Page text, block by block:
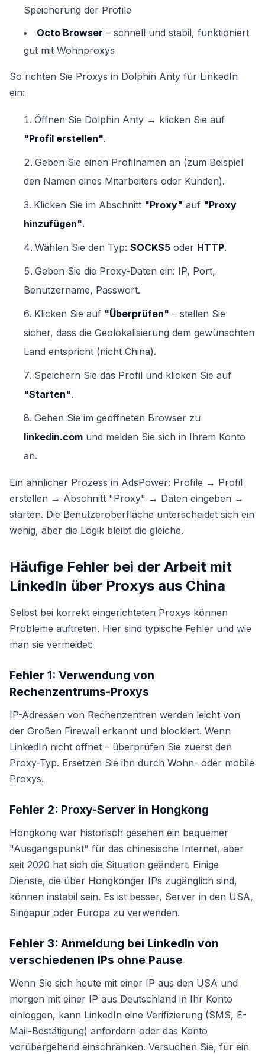
Speicherung der Profile
Octo Browser – schnell und stabil, funktioniert
gut mit Wohnproxys
So richten Sie Proxys in Dolphin Anty für LinkedIn
ein:
Öffnen Sie Dolphin Anty → klicken Sie auf
"Profil erstellen".
Geben Sie einen Profilnamen an (zum Beispiel
den Namen eines Mitarbeiters oder Kunden).
Klicken Sie im Abschnitt "Proxy" auf "Proxy
hinzufügen".
Wählen Sie den Typ: SOCKS5 oder HTTP.
Geben Sie die Proxy-Daten ein: IP, Port,
Benutzername, Passwort.
Klicken Sie auf "Überprüfen" – stellen Sie
sicher, dass die Geolokalisierung dem gewünschten
Land entspricht (nicht China).
Speichern Sie das Profil und klicken Sie auf
"Starten".
Gehen Sie im geöffneten Browser zu
linkedin.com und melden Sie sich in Ihrem Konto
an.
Ein ähnlicher Prozess in AdsPower: Profile → Profil
erstellen → Abschnitt "Proxy" → Daten eingeben →
starten. Die Benutzeroberfläche unterscheidet sich ein
wenig, aber die Logik bleibt die gleiche.
Häufige Fehler bei der Arbeit mit
LinkedIn über Proxys aus China
Selbst bei korrekt eingerichteten Proxys können
Probleme auftreten. Hier sind typische Fehler und wie
man sie vermeidet:
Fehler 1: Verwendung von
Rechenzentrums-Proxys
IP-Adressen von Rechenzentren werden leicht von
der Großen Firewall erkannt und blockiert. Wenn
LinkedIn nicht öffnet – überprüfen Sie zuerst den
Proxy-Typ. Ersetzen Sie ihn durch Wohn- oder mobile
Proxys.
Fehler 2: Proxy-Server in Hongkong
Hongkong war historisch gesehen ein bequemer
"Ausgangspunkt" für das chinesische Internet, aber
seit 2020 hat sich die Situation geändert. Einige
Dienste, die über Hongkonger IPs zugänglich sind,
können instabil sein. Es ist besser, Server in den USA,
Singapur oder Europa zu verwenden.
Fehler 3: Anmeldung bei LinkedIn von
verschiedenen IPs ohne Pause
Wenn Sie sich heute mit einer IP aus den USA und
morgen mit einer IP aus Deutschland in Ihr Konto
einloggen, kann LinkedIn eine Verifizierung (SMS, E-
Mail-Bestätigung) anfordern oder das Konto
vorübergehend einschränken. Versuchen Sie, für ein